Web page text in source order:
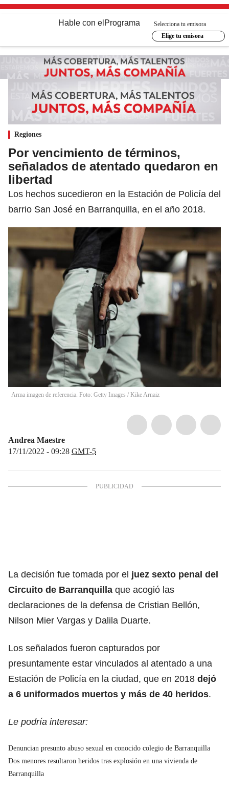
Hable con el Programa
Selecciona tu emisora
Elige tu emisora
Regiones
Por vencimiento de términos,
señalados de atentado quedaron en
libertad
Los hechos sucedieron en la Estación de Policía del
barrio San José en Barranquilla, en el año 2018.
Arma imagen de referencia. Foto: Getty Images / Kike Arnaiz
Andrea Maestre
17/11/2022 - 09:28 GMT-5
La decisión fue tomada por el juez sexto penal del
Circuito de Barranquilla que acogió las
declaraciones de la defensa de Cristian Bellón,
Nilson Mier Vargas y Dalila Duarte.
Los señalados fueron capturados por
presuntamente estar vinculados al atentado a una
Estación de Policía en la ciudad, que en 2018 dejó
a 6 uniformados muertos y más de 40 heridos.
Le podría interesar:
Denuncian presunto abuso sexual en conocido colegio de Barranquilla
Dos menores resultaron heridos tras explosión en una vivienda de
Barranquilla